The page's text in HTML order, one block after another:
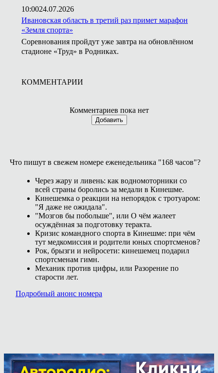
10:0024.07.2026
Ивановская область в третий раз примет марафон
«Земля спорта»
Соревнования пройдут уже завтра на обновлённом
стадионе «Труд» в Родниках.
КОММЕНТАРИИ
Комментариев пока нет
Добавить
Что пишут в свежем номере еженедельника "168 часов"?
Через жару и ливень: как водномоторники со
всей страны боролись за медали в Кинешме.
Кинешемка о реакции на непорядок с тротуаром:
"Я даже не ожидала".
"Мозгов бы побольше", или О чём жалеет
осуждённая за подготовку теракта.
Кризис командного спорта в Кинешме: при чём
тут медкомиссия и родители юных спортсменов?
Рок, брызги и нейросети: кинешемец подарил
спортсменам гимн.
Механик против цифры, или Разорение по
старости лет.
Подробный анонс номера